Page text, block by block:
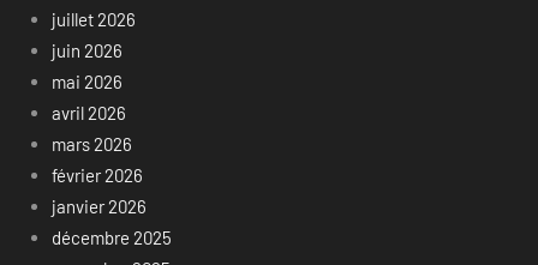
juillet 2026
juin 2026
mai 2026
avril 2026
mars 2026
février 2026
janvier 2026
décembre 2025